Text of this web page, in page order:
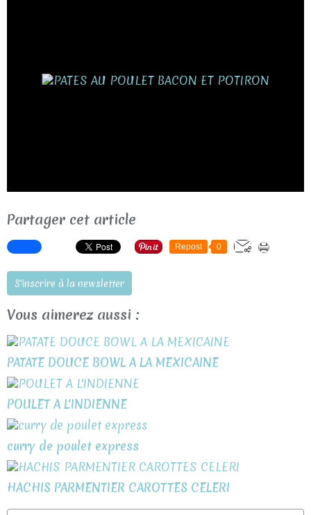
Partager cet article
Repost 0
S'inscrire à la newsletter
Vous aimerez aussi :
PATATE DOUCE BOWL A LA MEXICAINE
POULET A L'INDIENNE
curry de poulet express
HACHIS PARMENTIER CAROTTES CELERI